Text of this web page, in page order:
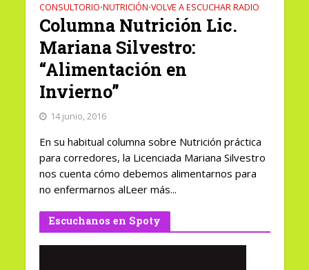
CONSULTORIO•NUTRICIÓN•VOLVE A ESCUCHAR RADIO
Columna Nutrición Lic.
Mariana Silvestro:
“Alimentación en
Invierno”
14 junio, 2016
En su habitual columna sobre Nutrición práctica
para corredores, la Licenciada Mariana Silvestro
nos cuenta cómo debemos alimentarnos para
no enfermarnos alLeer más...
Escuchanos en Spoty